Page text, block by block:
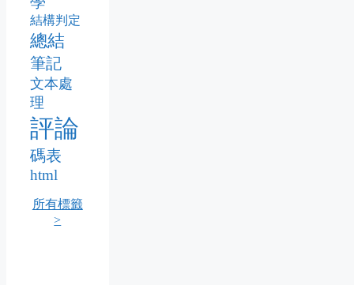
結構判定
總結
筆記
文本處
理
評論
碼表
html
所有標籤
>